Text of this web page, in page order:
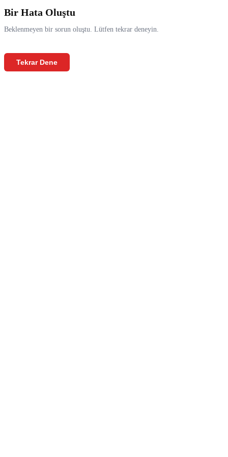
Bir Hata Oluştu
Beklenmeyen bir sorun oluştu. Lütfen tekrar deneyin.
Tekrar Dene